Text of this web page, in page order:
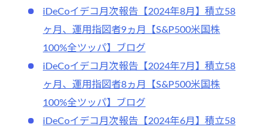
iDeCoイデコ月次報告【2024年8月】積立58
ヶ月、運用指図者9ヵ月【S&P500米国株
100%全ツッパ】ブログ
iDeCoイデコ月次報告【2024年7月】積立58
ヶ月、運用指図者8ヵ月【S&P500米国株
100%全ツッパ】ブログ
iDeCoイデコ月次報告【2024年6月】積立58